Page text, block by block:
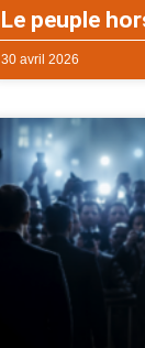
Le peuple
30 avril 2026